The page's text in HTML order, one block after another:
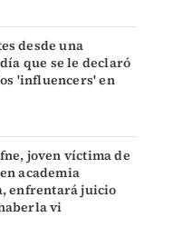
desde una
que se le declaró
'influencers' en
joven víctima de
academia
enfrentará juicio
vi